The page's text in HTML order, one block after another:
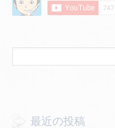
最近の投稿